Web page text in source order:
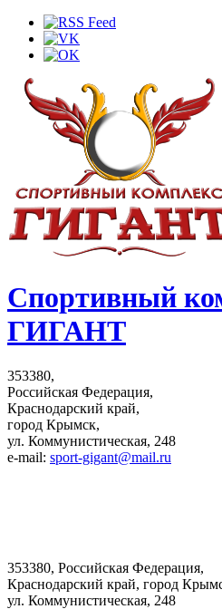
Спортивный
ГИГАНТ
353380,
Российская Федерация,
Краснодарский край,
город Крымск,
ул. Коммунистическая, 248
e-mail: sport-gigant@mail.ru
353380, Российская Федерация,
Краснодарский край, город
ул. Коммунистическая, 248